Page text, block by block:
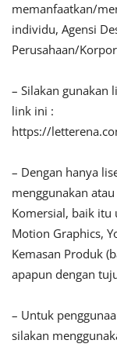
memanfaatkan/
individu, Agensi
Perusahaan/
– Silakan gunakan
link ini :
https://
– Dengan hanya
menggunakan
Komersial, baik itu
Motion Graphics,
Kemasan Produk
apapun dengan
– Untuk
silakan